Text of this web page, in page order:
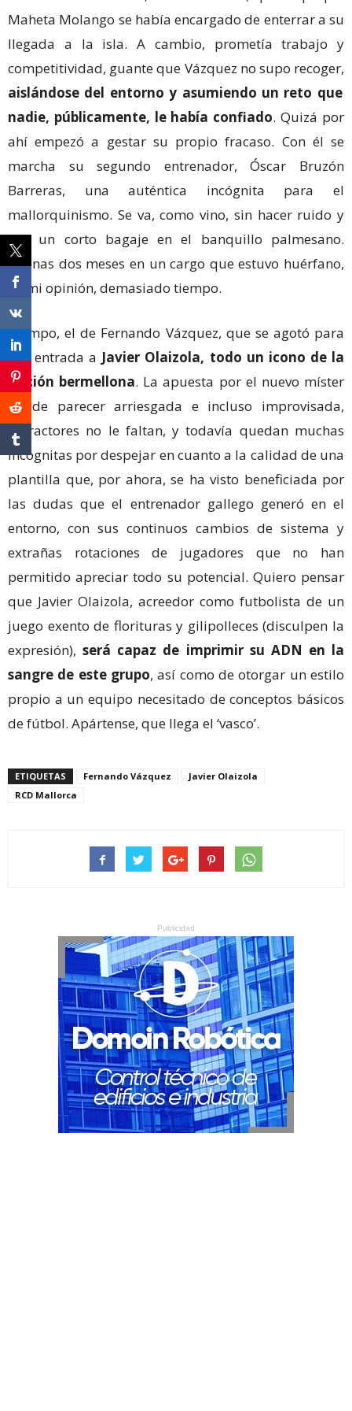
Maheta Molango se había encargado de enterrar a su
llegada a la isla. A cambio, prometía trabajo y
competitividad, guante que Vázquez no supo recoger,
aislándose del entorno y asumiendo un reto que
nadie, públicamente, le había confiado. Quizá por
ahí empezó a gestar su propio fracaso. Con él se
marcha su segundo entrenador, Óscar Bruzón
Barreras, una auténtica incógnita para el
mallorquinismo. Se va, como vino, sin hacer ruido y
con un corto bagaje en el banquillo palmesano.
Apenas dos meses en un cargo que estuvo huérfano,
en mi opinión, demasiado tiempo.
Tiempo, el de Fernando Vázquez, que se agotó para
dar entrada a Javier Olaizola, todo un icono de la
afición bermellona. La apuesta por el nuevo míster
puede parecer arriesgada e incluso improvisada,
detractores no le faltan, y todavía quedan muchas
incógnitas por despejar en cuanto a la calidad de una
plantilla que, por ahora, se ha visto beneficiada por
las dudas que el entrenador gallego generó en el
entorno, con sus continuos cambios de sistema y
extrañas rotaciones de jugadores que no han
permitido apreciar todo su potencial. Quiero pensar
que Javier Olaizola, acreedor como futbolista de un
juego exento de florituras y gilipolleces (disculpen la
expresión),será capaz de imprimir su ADN en la
sangre de este grupo, así como de otorgar un estilo
propio a un equipo necesitado de conceptos básicos
de fútbol. Apártense, que llega el ‘vasco’.
ETIQUETAS Fernando Vázquez
Javier Olaizola
RCD Mallorca
Publicidad